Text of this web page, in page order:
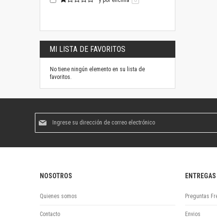
MI LISTA DE FAVORITOS
No tiene ningún elemento en su lista de
favoritos.
boletín
NOSOTROS
Quienes somos
Contacto
ENTREGAS
Preguntas
Envios